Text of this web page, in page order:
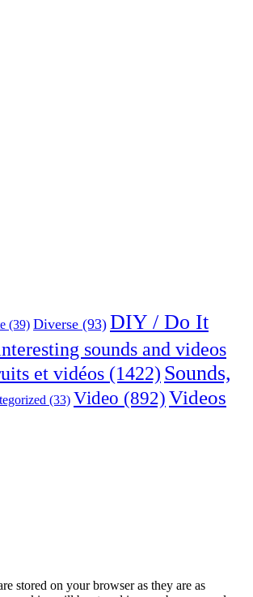
(39) Diverse (93) DIY / Do It
sounds and videos
et vidéos (1422) Sounds,
(33) Video (892)Videos
stored on your browser as they are as